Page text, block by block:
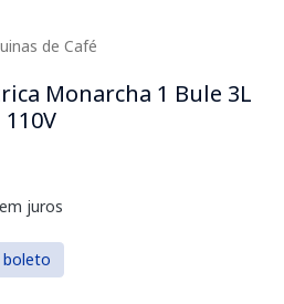
de Café
Monarcha 1 Bule 3L
110V
juros
boleto